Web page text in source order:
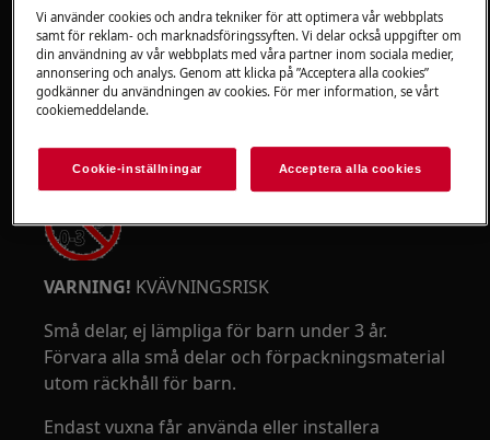
Använd skyddsglasögon när du utför
underhålls- eller reparationsarbete som
VARNING! KVÄVNINGSRISK
Små delar, ej lämpliga för barn under 3 år.
Förvara alla små delar och förpackningsmaterial
utom räckhåll för barn.
Endast vuxna får använda eller installera
Vi använder cookies och andra tekniker för att optimera vår webbplats
samt för reklam- och marknadsföringssyften. Vi delar också uppgifter om
din användning av vår webbplats med våra partner inom sociala medier,
annonsering och analys. Genom att klicka på ”Acceptera alla cookies”
godkänner du användningen av cookies. För mer information, se vårt
cookiemeddelande.
Cookie-inställningar Acceptera alla cookies